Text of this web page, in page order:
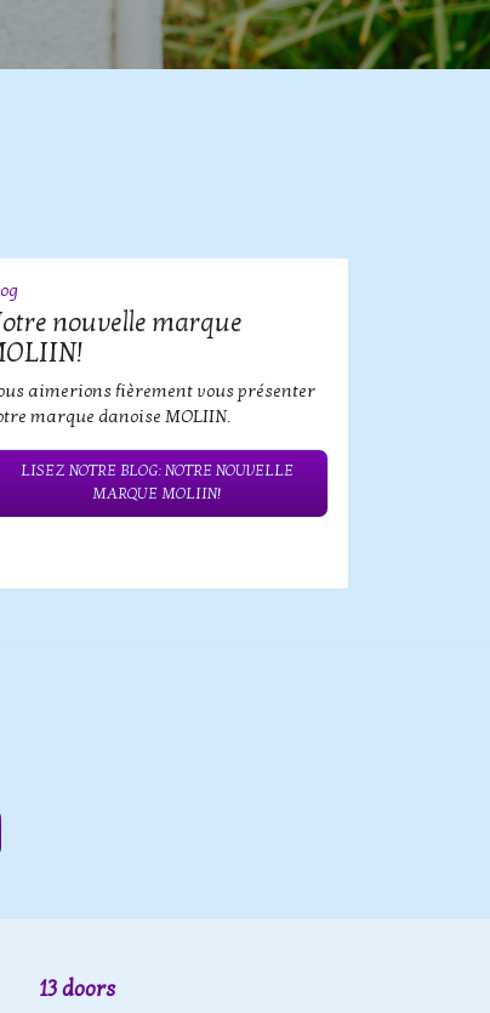
nouvelle marque
aimerions fièrement vous présenter
marque danoise MOLIIN.
LISEZ NOTRE BLOG: NOTRE NOUVELLE
MARQUE MOLIIN!
13 doors